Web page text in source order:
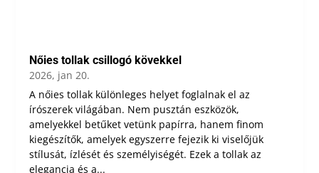
Nőies tollak csillogó kövekkel
2026, jan 20.
A nőies tollak különleges helyet foglalnak el az
írószerek világában. Nem pusztán eszközök,
amelyekkel betűket vetünk papírra, hanem finom
kiegészítők, amelyek egyszerre fejezik ki viselőjük
stílusát, ízlését és személyiségét. Ezek a tollak az
elegancia és a...